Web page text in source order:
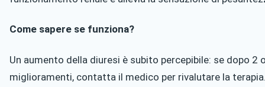
Come sapere se funziona?
Un aumento della diuresi è subito percepibile: se dopo 2
miglioramenti, contatta il medico per rivalutare la